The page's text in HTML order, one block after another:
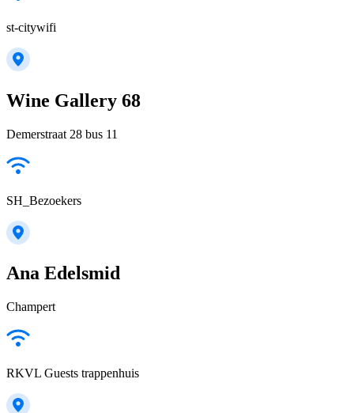
st-citywifi
Wine Gallery 68
Demerstraat 28 bus 11
SH_Bezoekers
Ana Edelsmid
Champert
RKVL Guests trappenhuis